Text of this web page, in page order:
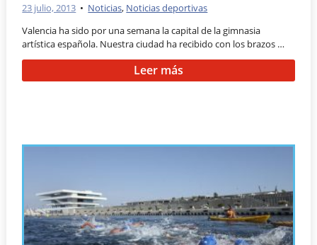
23 julio, 2013 • Noticias, Noticias deportivas
Valencia ha sido por una semana la capital de la gimnasia
artística española. Nuestra ciudad ha recibido con los brazos …
Leer más